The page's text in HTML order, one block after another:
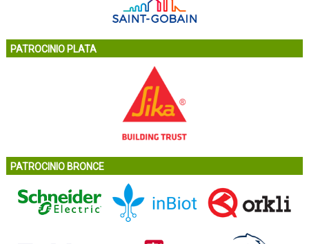
PATROCINIO PLATA
PATROCINIO BRONCE